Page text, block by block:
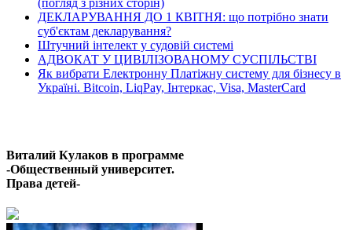
ДЕКЛАРУВАННЯ ДО 1 КВІТНЯ: що потрібно знати
суб'єктам декларування?
Штучний інтелект у судовій системі
АДВОКАТ У ЦИВІЛІЗОВАНОМУ СУСПІЛЬСТВІ
Як вибрати Електронну Платіжну систему для бізнесу в
Україні. Bitcoin, LiqPay, Інтеркас, Visa, MasterCard
Виталий Кулаков в программе
-Общественный университет.
Права детей-